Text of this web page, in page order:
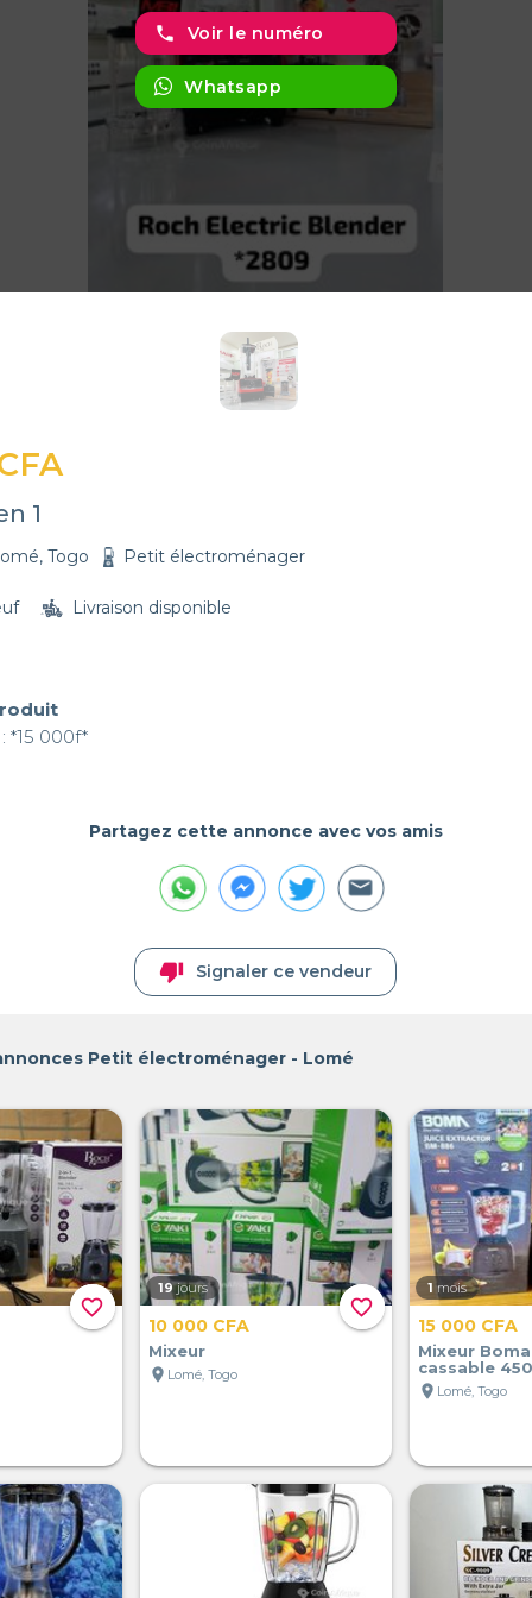
phone Voir le numéro
Whatsapp
1
Togo Petit électroménager
Livraison disponible
*15 000f*
Partagez cette annonce avec vos amis
thumb_down Signaler ce vendeur
Petit électroménager - Lomé
favorite_border favorite_border
19 jours
10 000 CFA
Mixeur
location_on Lomé, Togo
1 mois
15 000 CFA
Mixeur
cassable
location_on Lomé, Togo